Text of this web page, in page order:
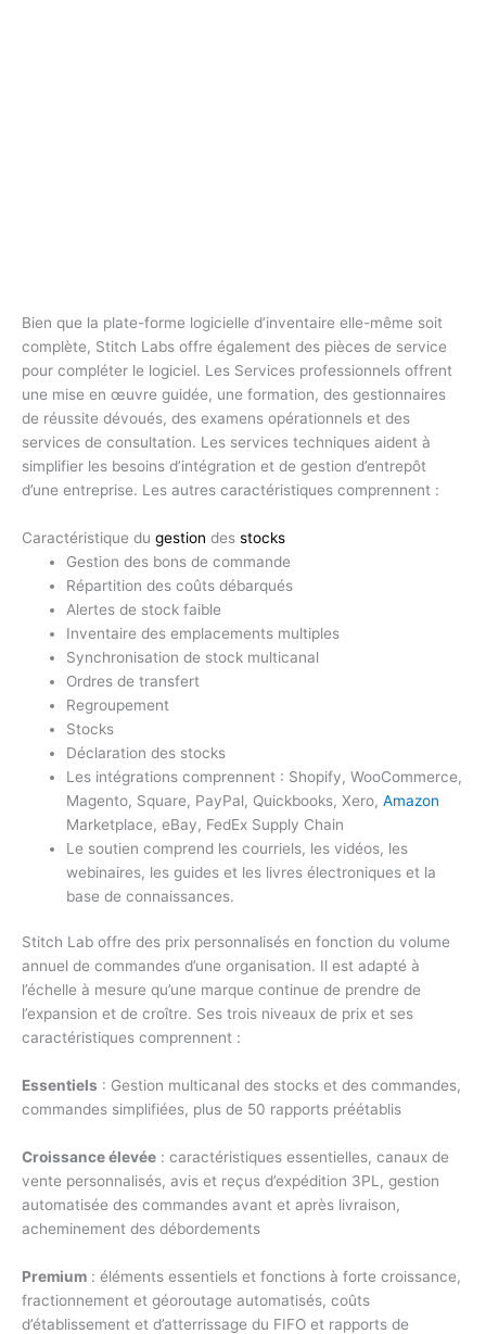
Bien que la plate-forme logicielle d’inventaire elle-même soit
complète, Stitch Labs offre également des pièces de service
pour compléter le logiciel. Les Services professionnels offrent
une mise en œuvre guidée, une formation, des gestionnaires
de réussite dévoués, des examens opérationnels et des
services de consultation. Les services techniques aident à
simplifier les besoins d’intégration et de gestion d’entrepôt
d’une entreprise. Les autres caractéristiques comprennent :
Caractéristique du gestion des stocks
Gestion des bons de commande
Répartition des coûts débarqués
Alertes de stock faible
Inventaire des emplacements multiples
Synchronisation de stock multicanal
Ordres de transfert
Regroupement
Stocks
Déclaration des stocks
Les intégrations comprennent : Shopify, WooCommerce,
Magento, Square, PayPal, Quickbooks, Xero,Amazon
Marketplace, eBay, FedEx Supply Chain
Le soutien comprend les courriels, les vidéos, les
webinaires, les guides et les livres électroniques et la
base de connaissances.
Stitch Lab offre des prix personnalisés en fonction du volume
annuel de commandes d’une organisation. Il est adapté à
l’échelle à mesure qu’une marque continue de prendre de
l’expansion et de croître. Ses trois niveaux de prix et ses
caractéristiques comprennent :
Essentiels : Gestion multicanal des stocks et des commandes,
commandes simplifiées, plus de 50 rapports préétablis
Croissance élevée : caractéristiques essentielles, canaux de
vente personnalisés, avis et reçus d’expédition 3PL, gestion
automatisée des commandes avant et après livraison,
acheminement des débordements
Premium : éléments essentiels et fonctions à forte croissance,
fractionnement et géoroutage automatisés, coûts
d’établissement et d’atterrissage du FIFO et rapports de